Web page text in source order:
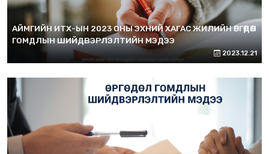
АЙМГИЙН ИТХ-ЫН 2023 ОНЫ ЭХНИЙ ХАГАС ЖИЛИЙН ӨРГӨДӨЛ
ГОМДЛЫН ШИЙДВЭРЛЭЛТИЙН МЭДЭЭ
2023.12.21